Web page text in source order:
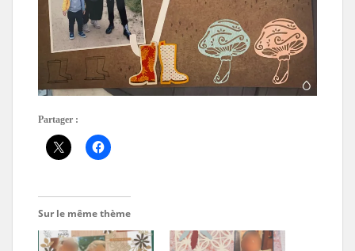
Partager :
Sur le même thème